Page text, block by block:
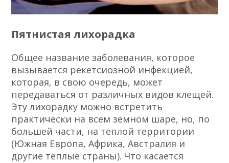
Пятнистая лихорадка
Общее название заболевания, которое
вызывается рекетсиозной инфекцией,
которая, в свою очередь, может
передаваться от различных видов клещей.
Эту лихорадку можно встретить
практически на всем земном шаре, но, по
большей части, на теплой территории
(Южная Европа, Африка, Австралия и
другие теплые страны). Что касается